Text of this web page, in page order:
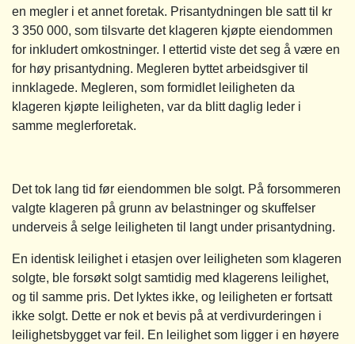
en megler i et annet foretak. Prisantydningen ble satt til kr
3 350 000, som tilsvarte det klageren kjøpte eiendommen
for inkludert omkostninger. I ettertid viste det seg å være en
for høy prisantydning. Megleren byttet arbeidsgiver til
innklagede. Megleren, som formidlet leiligheten da
klageren kjøpte leiligheten, var da blitt daglig leder i
samme meglerforetak.
Det tok lang tid før eiendommen ble solgt. På forsommeren
valgte klageren på grunn av belastninger og skuffelser
underveis å selge leiligheten til langt under prisantydning.
En identisk leilighet i etasjen over leiligheten som klageren
solgte, ble forsøkt solgt samtidig med klagerens leilighet,
og til samme pris. Det lyktes ikke, og leiligheten er fortsatt
ikke solgt. Dette er nok et bevis på at verdivurderingen i
leilighetsbygget var feil. En leilighet som ligger i en høyere